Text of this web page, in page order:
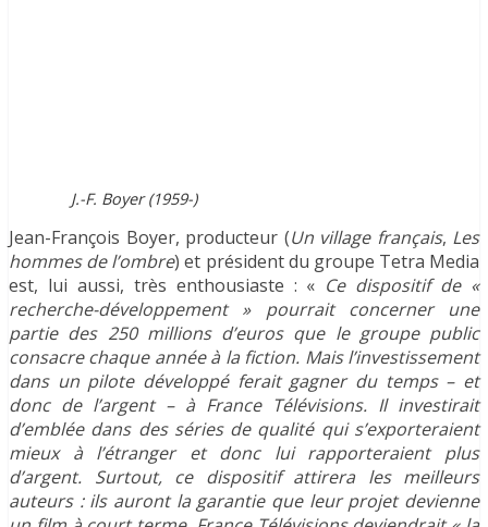
J.-F. Boyer (1959-)
Jean-François Boyer, producteur (Un village français, Les
hommes de l’ombre) et président du groupe Tetra Media
est, lui aussi, très enthousiaste : « Ce dispositif de «
recherche-développement » pourrait concerner une
partie des 250 millions d’euros que le groupe public
consacre chaque année à la fiction. Mais l’investissement
dans un pilote développé ferait gagner du temps – et
donc de l’argent – à France Télévisions. Il investirait
d’emblée dans des séries de qualité qui s’exporteraient
mieux à l’étranger et donc lui rapporteraient plus
d’argent. Surtout, ce dispositif attirera les meilleurs
auteurs : ils auront la garantie que leur projet devienne